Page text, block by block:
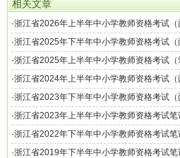
相关文章
·浙江省2026年上半年中小学教师资格考试
告
·浙江省2025年下半年中小学教师资格考试
告
·浙江省2025年上半年中小学教师资格考试
告
·浙江省2024年上半年中小学教师资格考试
告
·浙江省2023年下半年中小学教师资格考试
告
·浙江省2023年上半年中小学教师资格考试
·浙江省2022年下半年中小学教师资格考试
·浙江省2019年下半年中小学教师资格考试笔